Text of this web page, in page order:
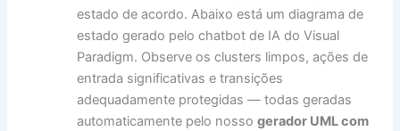
estado de acordo. Abaixo está um diagrama de
estado gerado pelo chatbot de IA do Visual
Paradigm. Observe os clusters limpos, ações de
entrada significativas e transições
adequadamente protegidas — todas geradas
automaticamente pelo nossogerador UML com